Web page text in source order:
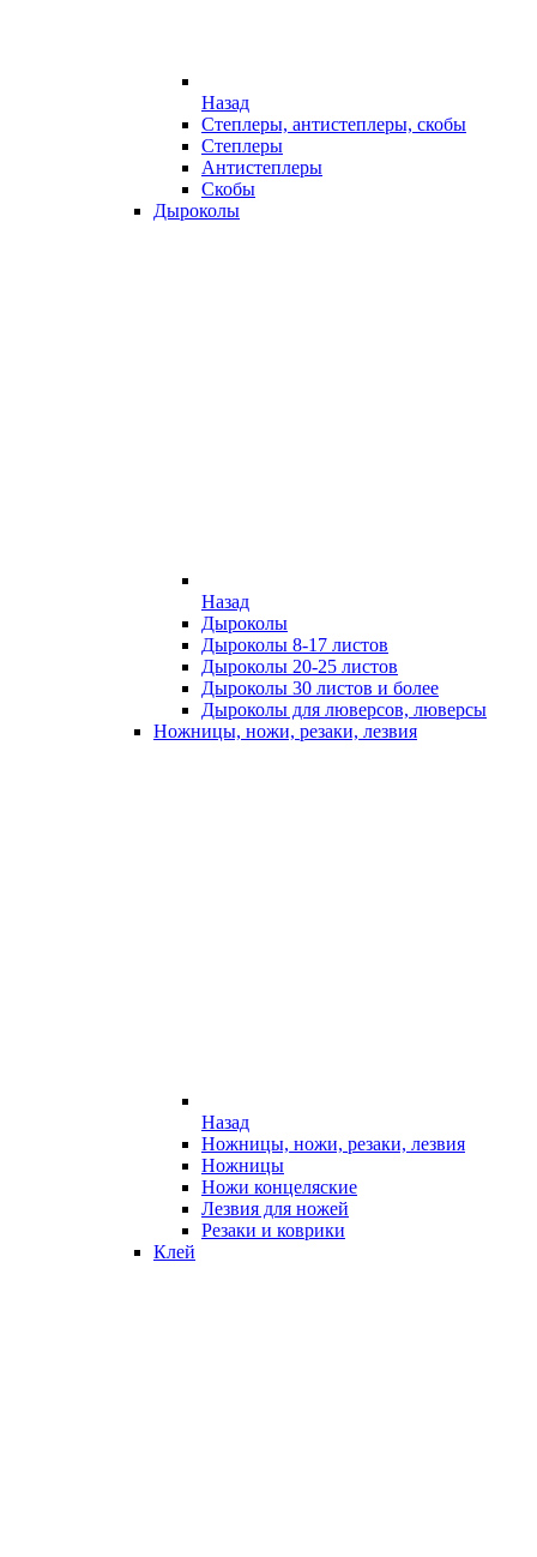
Назад
Степлеры, антистеплеры, скобы
Степлеры
Антистеплеры
Скобы
Дыроколы
Назад
Дыроколы
Дыроколы 8-17 листов
Дыроколы 20-25 листов
Дыроколы 30 листов и более
Дыроколы для люверсов, люверсы
Ножницы, ножи, резаки, лезвия
Назад
Ножницы, ножи, резаки, лезвия
Ножницы
Ножи концеляские
Лезвия для ножей
Резаки и коврики
Клей